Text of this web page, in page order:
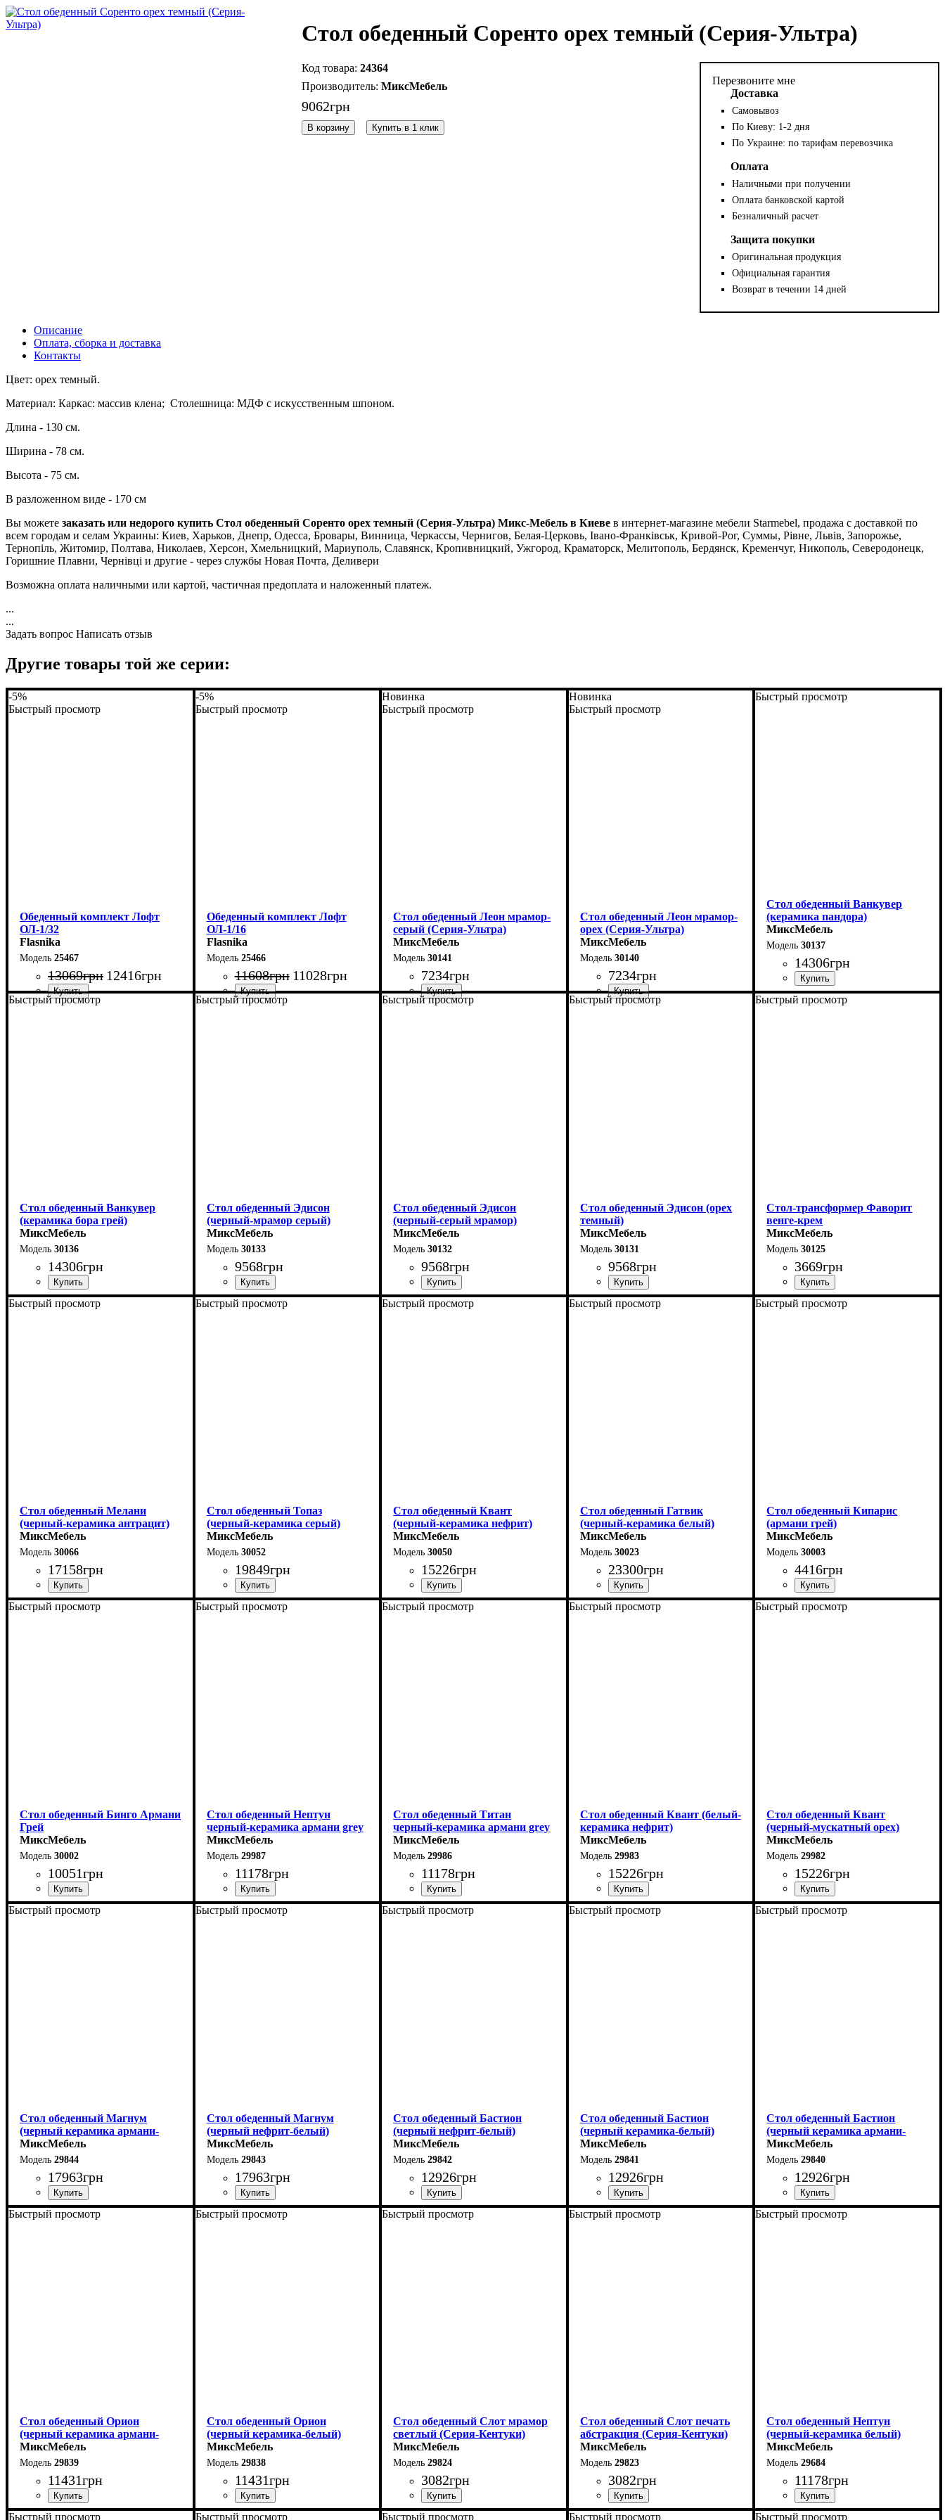
Стол обеденный Соренто орех темный (Серия-Ультра)
24364
МиксМебель
9062грн
В корзину Купить в 1 клик
Перезвоните мне
Доставка
Самовывоз
По Киеву: 1-2 дня
По Украине: по тарифам перевозчика
Оплата
Наличными при получении
Оплата банковской картой
Безналичный расчет
Защита покупки
Оригинальная продукция
Официальная гарантия
Возврат в течении 14 дней
Описание
Оплата, сборка и доставка
Контакты
Цвет: орех темный.
Материал: Каркас: массив клена; Столешница: МДФ с искусственным шпоном.
Длина - 130 см.
Ширина - 78 см.
Высота - 75 см.
В разложенном виде - 170 см
Вы можете заказать или недорого купить Стол обеденный Соренто орех темный (Серия-Ультра) Микс-Мебель в Киеве в интернет-магазине мебели Starmebel, продажа с доставкой по
всем городам и селам Украины: Киев, Харьков, Днепр, Одесса, Бровары, Винница, Черкассы, Чернигов, Белая-Церковь, Івано-Франківськ, Кривой-Рог, Суммы, Рівне, Львів, Запорожье,
Тернопіль, Житомир, Полтава, Николаев, Херсон, Хмельницкий, Мариуполь, Славянск, Кропивницкий, Ужгород, Краматорск, Мелитополь, Бердянск, Кременчуг, Никополь, Северодонецк,
Горишние Плавни, Чернівці и другие - через службы Новая Почта, Деливери
Возможна оплата наличными или картой, частичная предоплата и наложенный платеж.
...
...
Задать вопрос Написать отзыв
Другие товары той же серии:
-5%
Быстрый просмотр
Обеденный комплект Лофт
ОЛ-1/32
Flasnika
25467
13069грн 12416грн
-5%
Быстрый просмотр
Обеденный комплект Лофт
ОЛ-1/16
Flasnika
25466
11608грн 11028грн
Новинка
Быстрый просмотр
Стол обеденный Леон мрамор-
серый (Серия-Ультра)
МиксМебель
30141
7234грн
Новинка
Быстрый просмотр
Стол обеденный Леон мрамор-
орех (Серия-Ультра)
МиксМебель
30140
7234грн
Быстрый просмотр
Стол обеденный Ванкувер
(керамика пандора)
МиксМебель
30137
14306грн
Быстрый просмотр
Стол обеденный Ванкувер
(керамика бора грей)
МиксМебель
30136
14306грн
Быстрый просмотр
Стол обеденный Эдисон
(черный-мрамор серый)
МиксМебель
30133
9568грн
Быстрый просмотр
Стол обеденный Эдисон
(черный-серый мрамор)
МиксМебель
30132
9568грн
Быстрый просмотр
Стол обеденный Эдисон (орех
темный)
МиксМебель
30131
9568грн
Быстрый просмотр
Стол-трансформер Фаворит
венге-крем
МиксМебель
30125
3669грн
Быстрый просмотр
Стол обеденный Мелани
(черный-керамика антрацит)
МиксМебель
30066
17158грн
Быстрый просмотр
Стол обеденный Топаз
(черный-керамика серый)
МиксМебель
30052
19849грн
Быстрый просмотр
Стол обеденный Квант
(черный-керамика нефрит)
МиксМебель
30050
15226грн
Быстрый просмотр
Стол обеденный Гатвик
(черный-керамика белый)
МиксМебель
30023
23300грн
Быстрый просмотр
Стол обеденный Кипарис
(армани грей)
МиксМебель
30003
4416грн
Быстрый просмотр
Стол обеденный Бинго Армани
Грей
МиксМебель
30002
10051грн
Быстрый просмотр
Стол обеденный Нептун
черный-керамика армани grey
МиксМебель
29987
11178грн
Быстрый просмотр
Стол обеденный Титан
черный-керамика армани grey
МиксМебель
29986
11178грн
Быстрый просмотр
Стол обеденный Квант (белый-
керамика нефрит)
МиксМебель
29983
15226грн
Быстрый просмотр
Стол обеденный Квант
(черный-мускатный орех)
МиксМебель
29982
15226грн
Быстрый просмотр
Стол обеденный Магнум
(черный керамика армани-
грей)
МиксМебель
29844
17963грн
Быстрый просмотр
Стол обеденный Магнум
(черный нефрит-белый)
МиксМебель
29843
17963грн
Быстрый просмотр
Стол обеденный Бастион
(черный нефрит-белый)
МиксМебель
29842
12926грн
Быстрый просмотр
Стол обеденный Бастион
(черный керамика-белый)
МиксМебель
29841
12926грн
Быстрый просмотр
Стол обеденный Бастион
(черный керамика армани-
грей)
МиксМебель
29840
12926грн
Быстрый просмотр
Стол обеденный Орион
(черный керамика армани-
грей)
МиксМебель
29839
11431грн
Быстрый просмотр
Стол обеденный Орион
(черный керамика-белый)
МиксМебель
29838
11431грн
Быстрый просмотр
Стол обеденный Слот мрамор
светлый (Серия-Кентуки)
МиксМебель
29824
3082грн
Быстрый просмотр
Стол обеденный Слот печать
абстракция (Серия-Кентуки)
МиксМебель
29823
3082грн
Быстрый просмотр
Стол обеденный Нептун
(черный-керамика белый)
МиксМебель
29684
11178грн
Быстрый просмотр Быстрый просмотр Быстрый просмотр Быстрый просмотр Быстрый просмотр